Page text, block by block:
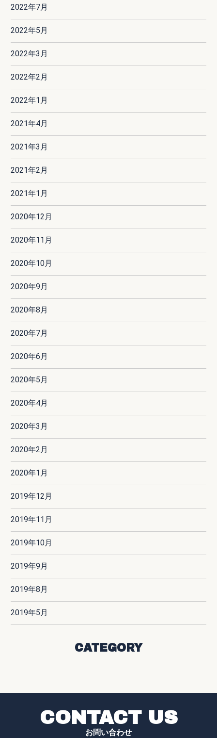
2022年7月
2022年5月
2022年3月
2022年2月
2022年1月
2021年4月
2021年3月
2021年2月
2021年1月
2020年12月
2020年11月
2020年10月
2020年9月
2020年8月
2020年7月
2020年6月
2020年5月
2020年4月
2020年3月
2020年2月
2020年1月
2019年12月
2019年11月
2019年10月
2019年9月
2019年8月
2019年5月
CATEGORY
CONTACT US
お問い合わせ